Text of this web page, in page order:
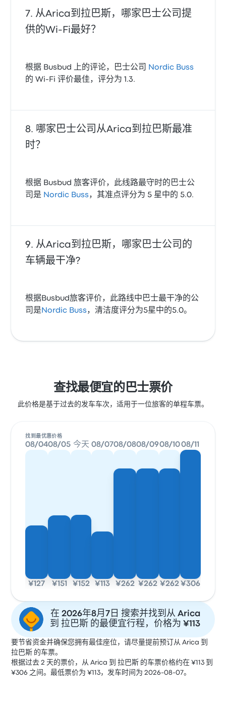
从Arica到拉巴斯，哪家巴士公司提
供的Wi‑Fi最好？
根据 Busbud 上的评论，巴士公司
Nordic Buss
的 Wi‑Fi 评价最佳，评分为 1.3.
哪家巴士公司从Arica到拉巴斯最准
时？
根据 Busbud 旅客评价，此线路最守时的巴士公
司是 Nordic Buss ，其准点评分为 5 星中的 5.0.
从Arica到拉巴斯，哪家巴士公司的
车辆最干净?
根据Busbud旅客评价，此路线中巴士最干净的公
司是 Nordic Buss ，清洁度评分为5星中的5.0。
查找最便宜的巴士票价
此价格是基于过去的发车车次，适用于一位旅客的单程车票。
找到最优惠价格
08/04
¥127
08/05
¥151
今天
¥152
08/07
¥113
08/08
¥262
08/09
¥262
08/10
¥262
08/11
¥306
在 2026年8月7日 搜索并找到从 Arica
到 拉巴斯 的最便宜行程，价格为 ¥113
要节省资金并确保您拥有最佳座位，请尽量提前预订从 Arica 到
拉巴斯 的车票。
根据过去 2 天的票价，从 Arica 到 拉巴斯 的车票价格约在 ¥113 到
¥306 之间。最低票价为 ¥113，发车时间为 2026-08-07。